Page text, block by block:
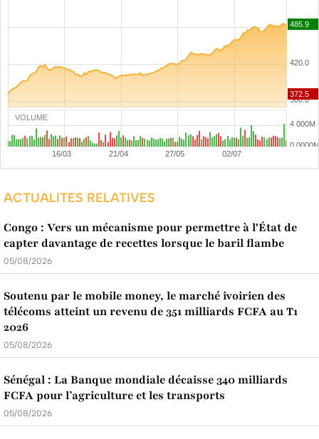
VOLUME
ACTUALITES RELATIVES
Congo : Vers un mécanisme pour permettre à l'État de
capter davantage de recettes lorsque le baril flambe
05/08/2026
Soutenu par le mobile money, le marché ivoirien des
télécoms atteint un revenu de 351 milliards FCFA au T1
2026
05/08/2026
Sénégal : La Banque mondiale décaisse 340 milliards
FCFA pour l’agriculture et les transports
05/08/2026